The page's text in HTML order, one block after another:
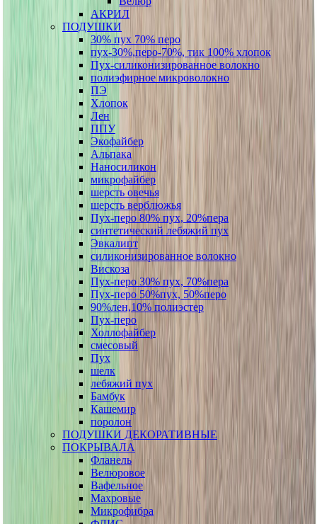
АКРИЛ
ПОДУШКИ
30% пух 70% перо
пух-30%,перо-70%, тик 100% хлопок
Пух-силиконизированное волокно
полиэфирное микроволокно
ПЭ
Хлопок
Лен
ППУ
Экофайбер
Альпака
Наносиликон
микрофайбер
шерсть овечья
шерсть верблюжья
Пух-перо 80% пух, 20%пера
синтетический лебяжий пух
Эвкалипт
силиконизированное волокно
Вискоза
Пух-перо 30% пух, 70%пера
Пух-перо 50%пух, 50%перо
90%лен,10% полиэстер
Пух-перо
Холлофайбер
смесовый
Пух
шелк
лебяжий пух
Бамбук
Кашемир
поролон
ПОДУШКИ ДЕКОРАТИВНЫЕ
ПОКРЫВАЛА
Фланель
Велюровое
Вафельное
Махровые
Микрофибра